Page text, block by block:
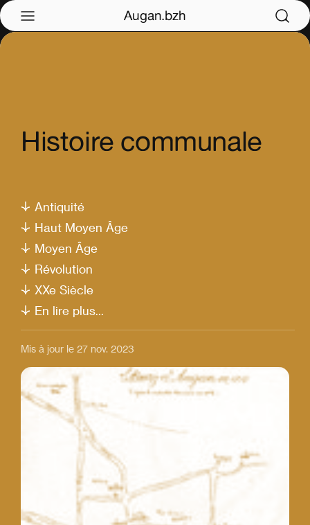
Augan.bzh
Histoire communale
Antiquité
Haut Moyen Âge
Moyen Âge
Révolution
XXe Siècle
En lire plus...
Mis à jour le 27 nov. 2023